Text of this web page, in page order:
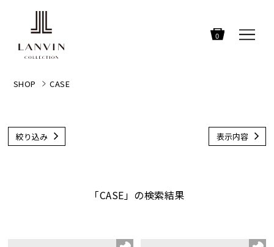
0
SHOP CASE
絞り込み 表示内容
「CASE」の検索結果